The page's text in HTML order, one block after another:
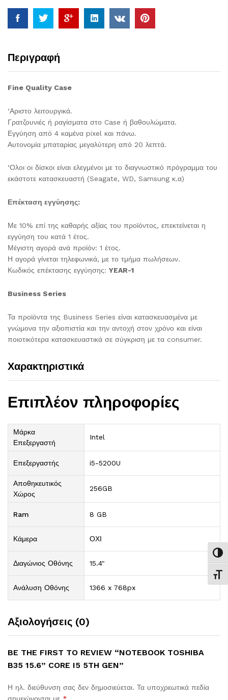
Περιγραφή
Fine Quality Case
‘Αριστο λειτουργικά.
Γρατζουνιές ή ραγίσματα στο Case ή βαθουλώματα.
Εγγύηση από 4 καμένα pixel και πάνω.
Αυτονομία μπαταρίας μεγαλύτερη από 20 λεπτά.
‘Ολοι οι δίσκοι είναι ελεγμένοι με το διαγνωστικό πρόγραμμα του
εκάστοτε κατασκευαστή (Seagate, WD, Samsung κ.α)
Επέκταση εγγύησης:
Με 10% επί της καθαρής αξίας του προϊόντος, επεκτείνεται η
εγγύηση του κατά 1 έτος.
Μέγιστη αγορά ανά προϊόν: 1 έτος.
Η αγορά γίνεται τηλεφωνικά, με το τμήμα πωλήσεων.
Κωδικός επέκτασης εγγύησης: YEAR-1
Business Series
Τα προϊόντα της Business Series είναι κατασκευασμένα με
γνώμονα την αξιοπιστία και την αντοχή στον χρόνο και είναι
ποιοτικότερα κατασκευαστικά σε σύγκριση με τα consumer.
Χαρακτηριστικά
Επιπλέον πληροφορίες
Μάρκα
Επεξεργαστή
Intel
Επεξεργαστής i5-5200U
Αποθηκευτικός
Χώρος
256GB
Ram 8 GB
Κάμερα ΟΧΙ
Διαγώνιος Οθόνης 15.4"
Ανάλυση Οθόνης 1366 x 768px
Αξιολογήσεις (0)
BE THE FIRST TO REVIEW “NOTEBOOK TOSHIBA
B35 15.6” CORE I5 5TH GEN”
Η ηλ. διεύθυνση σας δεν δημοσιεύεται. Τα υποχρεωτικά πεδία